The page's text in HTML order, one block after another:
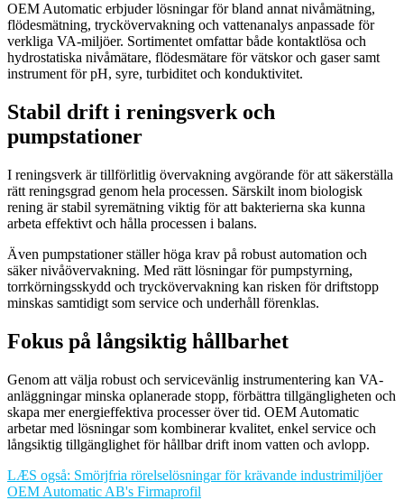
OEM Automatic erbjuder lösningar för bland annat nivåmätning,
flödesmätning, tryckövervakning och vattenanalys anpassade för
verkliga VA-miljöer. Sortimentet omfattar både kontaktlösa och
hydrostatiska nivåmätare, flödesmätare för vätskor och gaser samt
instrument för pH, syre, turbiditet och konduktivitet.
Stabil drift i reningsverk och
pumpstationer
I reningsverk är tillförlitlig övervakning avgörande för att säkerställa
rätt reningsgrad genom hela processen. Särskilt inom biologisk
rening är stabil syremätning viktig för att bakterierna ska kunna
arbeta effektivt och hålla processen i balans.
Även pumpstationer ställer höga krav på robust automation och
säker nivåövervakning. Med rätt lösningar för pumpstyrning,
torrkörningsskydd och tryckövervakning kan risken för driftstopp
minskas samtidigt som service och underhåll förenklas.
Fokus på långsiktig hållbarhet
Genom att välja robust och servicevänlig instrumentering kan VA-
anläggningar minska oplanerade stopp, förbättra tillgängligheten och
skapa mer energieffektiva processer över tid. OEM Automatic
arbetar med lösningar som kombinerar kvalitet, enkel service och
långsiktig tillgänglighet för hållbar drift inom vatten och avlopp.
LÆS også: Smörjfria rörelselösningar för krävande industrimiljöer
OEM Automatic AB's Firmaprofil